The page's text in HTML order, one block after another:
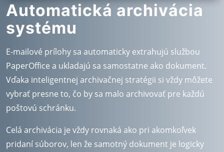
Automatická archivácia
systému
E-mailové prílohy sa automaticky extrahujú službou
PaperOffice a ukladajú sa samostatne ako dokument.
Vďaka inteligentnej archivačnej stratégii si vždy môžete
vybrať presne to, čo by sa malo archivovať pre každú
poštovú schránku.
Celá archivácia je vždy rovnaká ako pri akomkoľvek
pridaní súborov, len že samotný dokument je logicky